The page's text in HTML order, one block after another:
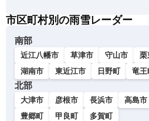
市区町村別の雨雪レーダー
南部
近江八幡市 草津市 守山市 栗
湖南市
東近江市 日野町 竜王
北部
大津市 彦根市 長浜市 高島市
豊郷町
甲良町 多賀町